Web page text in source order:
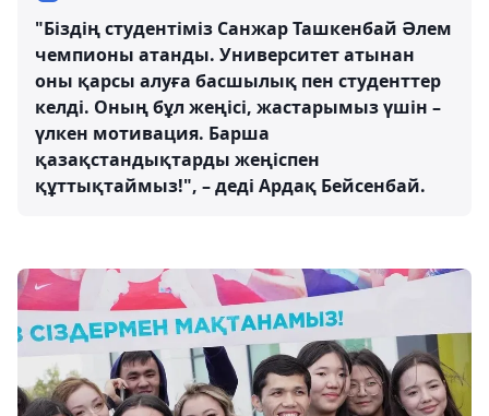
"Біздің студентіміз Санжар Ташкенбай Әлем
чемпионы атанды. Университет атынан
оны қарсы алуға басшылық пен студенттер
келді. Оның бұл жеңісі, жастарымыз үшін –
үлкен мотивация. Барша
қазақстандықтарды жеңіспен
құттықтаймыз!", – деді Ардақ Бейсенбай.